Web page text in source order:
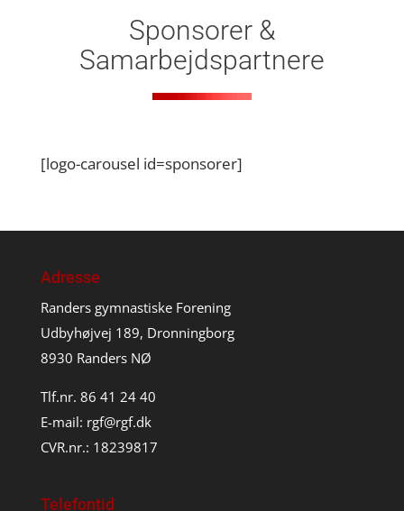
Sponsorer &
Samarbejdspartnere
[logo-carousel id=sponsorer]
Adresse
Randers gymnastiske Forening
Udbyhøjvej 189, Dronningborg
8930 Randers NØ
Tlf.nr. 86 41 24 40
E-mail: rgf@rgf.dk
CVR.nr.: 18239817
Telefontid